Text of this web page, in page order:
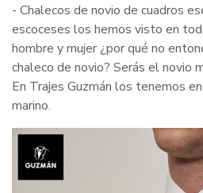
- Chalecos de novio de cuadros
escoceses los hemos visto en
hombre y mujer ¿por qué no
chaleco de novio? Serás el novio
En Trajes Guzmán los tenemos
marino.